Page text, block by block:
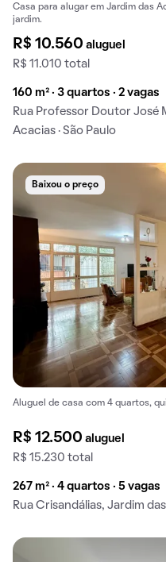
Casa para alugar em Jardim das
jardim.
R$ 10.560aluguel
R$ 11.010 total
160 m² · 3 quartos · 2 vagas
Rua Professor Doutor José
Acacias · São Paulo
Baixou o preço
Aluguel de casa com 4 quartos,
R$ 12.500aluguel
R$ 15.230 total
267 m² · 4 quartos · 5 vagas
Rua Crisandálias, Jardim